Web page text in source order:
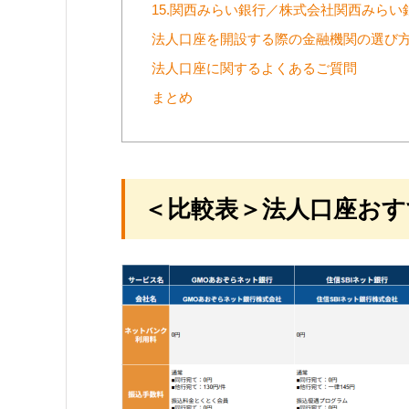
15.関西みらい銀行／株式会社関西みらい
法人口座を開設する際の金融機関の選び
法人口座に関するよくあるご質問
まとめ
＜比較表＞法人口座お